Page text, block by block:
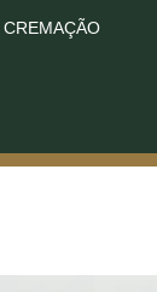
CREMAÇÃO